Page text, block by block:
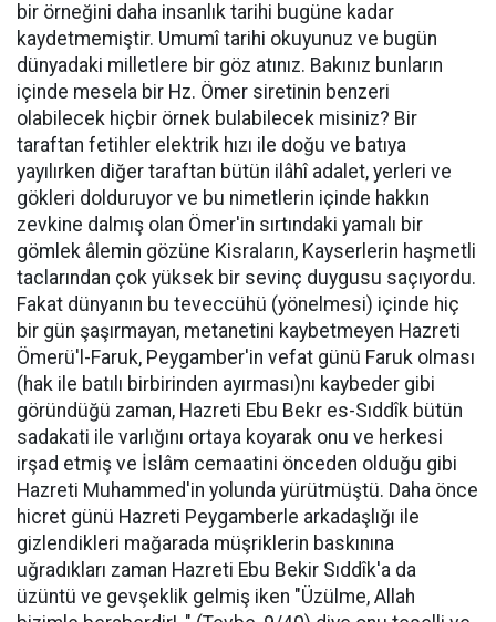
bir örneğini daha insanlık tarihi bugüne kadar
kaydetmemiştir. Umumî tarihi okuyunuz ve bugün
dünyadaki milletlere bir göz atınız. Bakınız bunların
içinde mesela bir Hz. Ömer siretinin benzeri
olabilecek hiçbir örnek bulabilecek misiniz? Bir
taraftan fetihler elektrik hızı ile doğu ve batıya
yayılırken diğer taraftan bütün ilâhî adalet, yerleri ve
gökleri dolduruyor ve bu nimetlerin içinde hakkın
zevkine dalmış olan Ömer'in sırtındaki yamalı bir
gömlek âlemin gözüne Kisraların, Kayserlerin haşmetli
taclarından çok yüksek bir sevinç duygusu saçıyordu.
Fakat dünyanın bu teveccühü (yönelmesi) içinde hiç
bir gün şaşırmayan, metanetini kaybetmeyen Hazreti
Ömerü'l-Faruk, Peygamber'in vefat günü Faruk olması
(hak ile batılı birbirinden ayırması)nı kaybeder gibi
göründüğü zaman, Hazreti Ebu Bekr es-Sıddîk bütün
sadakati ile varlığını ortaya koyarak onu ve herkesi
irşad etmiş ve İslâm cemaatini önceden olduğu gibi
Hazreti Muhammed'in yolunda yürütmüştü. Daha önce
hicret günü Hazreti Peygamberle arkadaşlığı ile
gizlendikleri mağarada müşriklerin baskınına
uğradıkları zaman Hazreti Ebu Bekir Sıddîk'a da
üzüntü ve gevşeklik gelmiş iken "Üzülme, Allah